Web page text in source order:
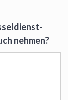
nehmen?